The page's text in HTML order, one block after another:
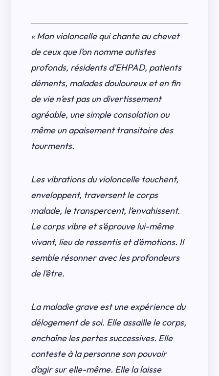
« Mon violoncelle qui chante au chevet
de ceux que l’on nomme autistes
profonds, résidents d’EHPAD, patients
déments, malades douloureux et en fin
de vie n’est pas un divertissement
agréable, une simple consolation ou
même un apaisement transitoire des
tourments.
Les vibrations du violoncelle touchent,
enveloppent, traversent le corps
malade, le transpercent, l’envahissent.
Le corps vibre et s’éprouve lui-même
vivant, lieu de ressentis et d’émotions. Il
semble résonner avec les profondeurs
de l’être.
La maladie grave est une expérience du
délogement de soi. Elle assaille le corps,
enchaîne les pertes successives. Elle
conteste à la personne son pouvoir
d’agir sur elle-même. Elle la laisse